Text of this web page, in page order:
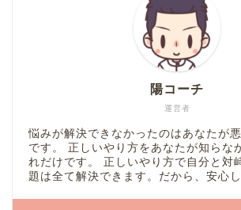
運営者
陽コーチ
悩みが解決できなかったのはあなたが
です。 正しいやり方をあなたが知らな
れだけです。 正しいやり方で自分と対
題は全て解決できます。だから、安心